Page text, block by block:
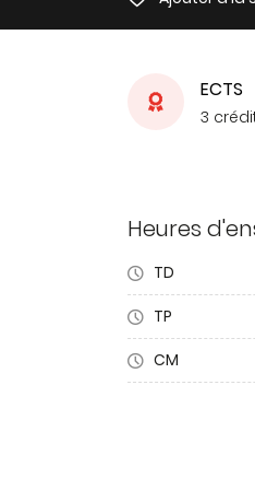
ECTS
3
Heures
TD
TP
CM